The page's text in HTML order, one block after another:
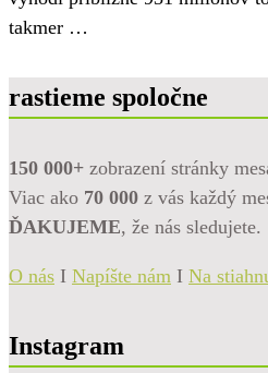
takmer …
rastieme spoločne
150 000+ zobrazení stránky
Viac ako 70 000 z vás každý
ĎAKUJEME, že nás sledujete.
O nás I Napíšte nám I Na
Instagram